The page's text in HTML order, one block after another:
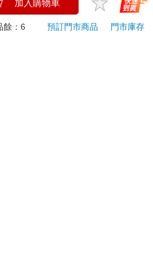
，以免受騙上當！
加入購物車
餘：6 預訂門市商品
門市庫存